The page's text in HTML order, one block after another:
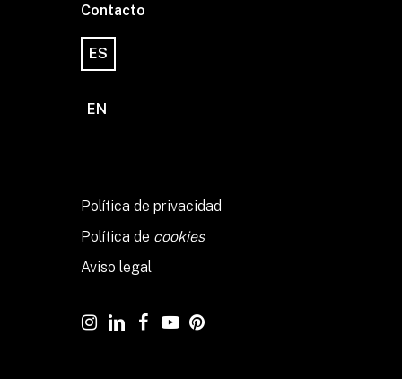
Contacto
ES
EN
Política de privacidad
Política de cookies
Aviso legal